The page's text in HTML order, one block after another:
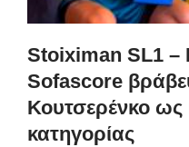
Stoiximan SL1 –
Sofascore
Κουτσερένκο ως
κατηγορίας